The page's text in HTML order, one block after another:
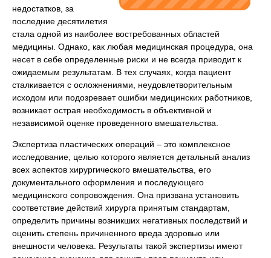
недостатков, за
последние десятилетия
стала одной из наиболее востребованных областей
медицины. Однако, как любая медицинская процедура, она
несет в себе определенные риски и не всегда приводит к
ожидаемым результатам. В тех случаях, когда пациент
сталкивается с осложнениями, неудовлетворительным
исходом или подозревает ошибки медицинских работников,
возникает острая необходимость в объективной и
независимой оценке проведенного вмешательства.
Экспертиза пластических операций – это комплексное
исследование, целью которого является детальный анализ
всех аспектов хирургического вмешательства, его
документального оформления и последующего
медицинского сопровождения. Она призвана установить
соответствие действий хирурга принятым стандартам,
определить причины возникших негативных последствий и
оценить степень причиненного вреда здоровью или
внешности человека. Результаты такой экспертизы имеют